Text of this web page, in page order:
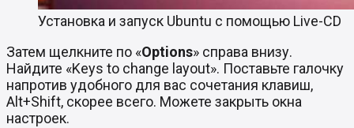
Установка и запуск Ubuntu с помощью Live-CD
Затем щелкните по «Options» справа внизу.
Найдите «Keys to change layout». Поставьте галочку
напротив удобного для вас сочетания клавиш,
Alt+Shift, скорее всего. Можете закрыть окна
настроек.